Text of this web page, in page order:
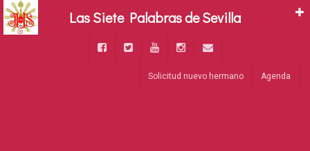
Solicitud nuevo hermano Agenda
Las Siete Palabras de Sevilla